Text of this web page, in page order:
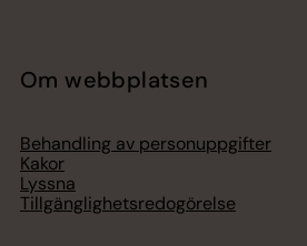
Om webbplatsen
Behandling av personuppgifter
Kakor
Lyssna
Tillgänglighetsredogörelse